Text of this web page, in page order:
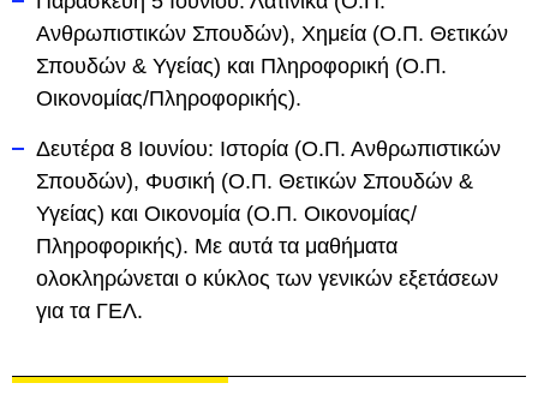
Ανθρωπιστικών Σπουδών), Χημεία (Ο.Π. Θετικών
Σπουδών & Υγείας) και Πληροφορική (Ο.Π.
Οικονομίας/Πληροφορικής).
Δευτέρα 8 Ιουνίου: Ιστορία (Ο.Π. Ανθρωπιστικών
Σπουδών), Φυσική (Ο.Π. Θετικών Σπουδών &
Υγείας) και Οικονομία (Ο.Π. Οικονομίας/
Πληροφορικής). Με αυτά τα μαθήματα
ολοκληρώνεται ο κύκλος των γενικών εξετάσεων
για τα ΓΕΛ.